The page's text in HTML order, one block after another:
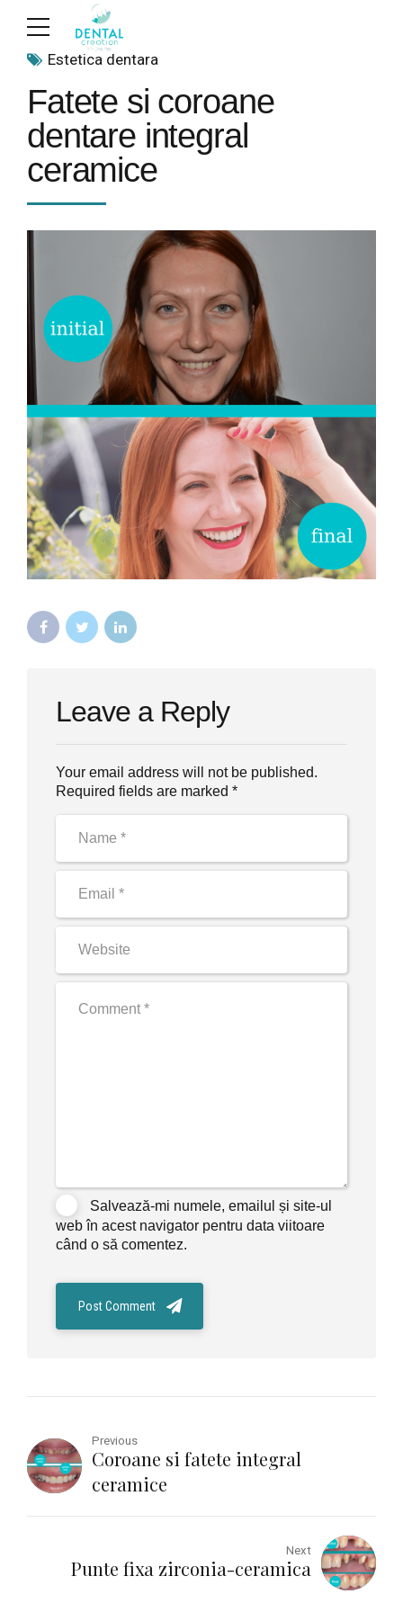
Estetica dentara
Fatete si coroane
dentare integral
ceramice
Leave a Reply
Your email address will not be published.
Required fields are marked *
Salvează-mi numele, emailul și site-ul
web în acest navigator pentru data viitoare
când o să comentez.
Post Comment
Previous
Coroane si fatete integral
ceramice
Next
Punte fixa zirconia-ceramica